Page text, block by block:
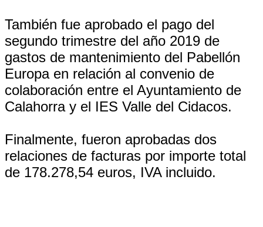
También fue aprobado el pago del
segundo trimestre del año 2019 de
gastos de mantenimiento del Pabellón
Europa en relación al convenio de
colaboración entre el Ayuntamiento de
Calahorra y el IES Valle del Cidacos.
Finalmente, fueron aprobadas dos
relaciones de facturas por importe total
de 178.278,54 euros, IVA incluido.